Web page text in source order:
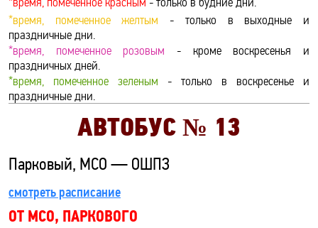
*время, помеченное желтым - только в выходные и
праздничные дни.
*время, помеченное розовым - кроме воскресенья и
праздничных дней.
*время, помеченное зеленым - только в воскресенье и
праздничные дни.
АВТОБУС № 13
Парковый, МСО — ОШПЗ
смотреть расписание
ОТ МСО, ПАРКОВОГО